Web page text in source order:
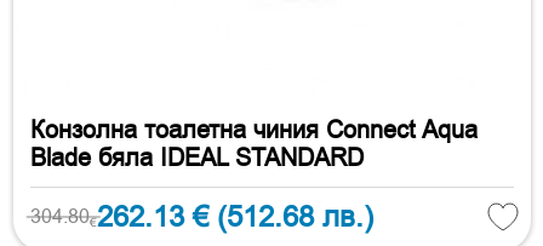
Конзолна тоалетна чиния Connect Aqua
Blade бяла IDEAL STANDARD
304.80€262.13 € (512.68 лв.)